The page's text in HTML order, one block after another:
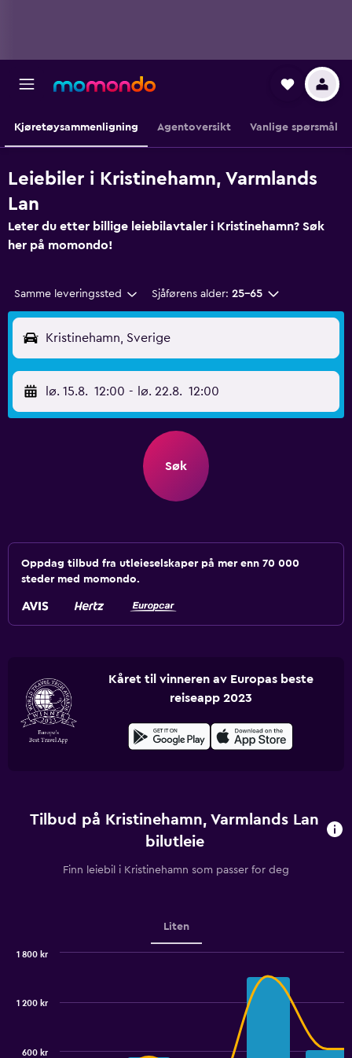
Kjøretøysammenligning Agentoversikt Vanlige spørsmål
Leiebiler i Kristinehamn, Varmlands
Lan
Leter du etter billige leiebilavtaler i Kristinehamn? Søk
her på momondo!
Samme leveringssted Sjåførens alder: 25–65
Kristinehamn, Sverige
lø. 15.8. 12:00 - lø. 22.8. 12:00
Søk
Oppdag tilbud fra utleieselskaper på mer enn 70 000
steder med momondo.
Kåret til vinneren av Europas beste
reiseapp 2023
Tilbud på Kristinehamn, Varmlands Lan
bilutleie
Finn leiebil i Kristinehamn som passer for deg
Liten
600 kr
1 200 kr
1 800 kr